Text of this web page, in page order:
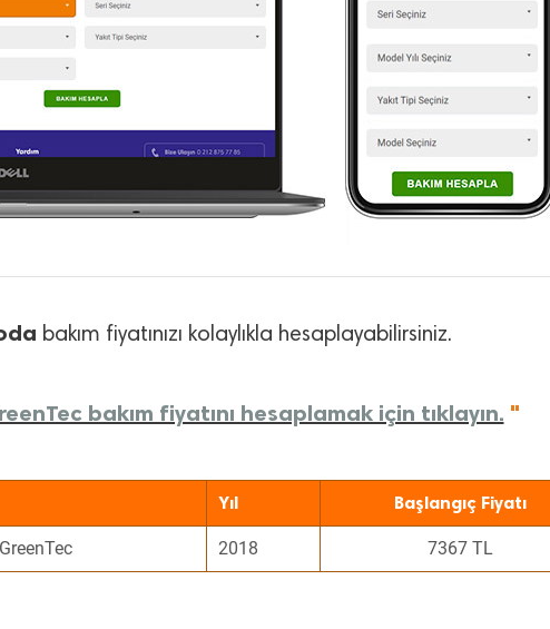
bakım fiyatınızı kolaylıkla hesaplayabilirsiniz.
bakım fiyatını hesaplamak için tıklayın. "
Yıl Başlangıç Fiyatı
2018 7367 TL